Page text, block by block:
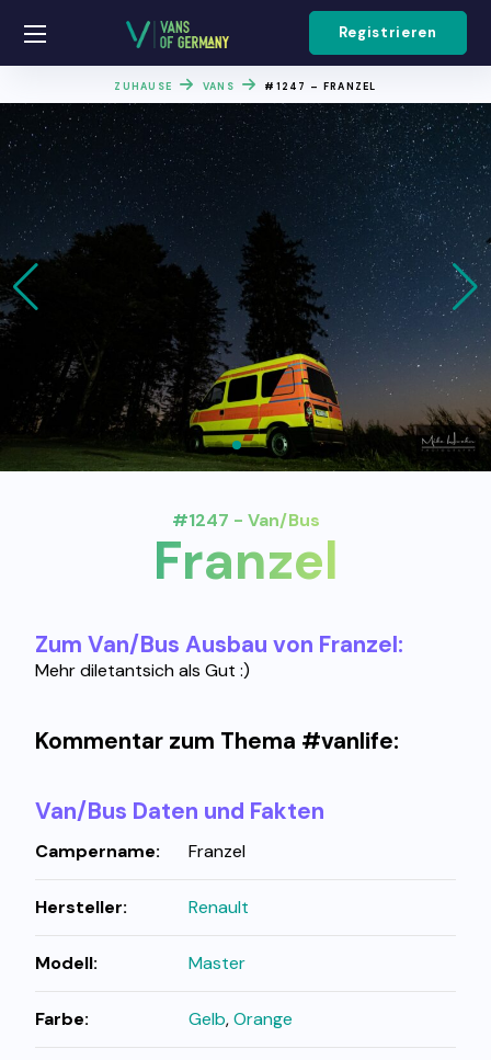
Registrieren
ZUHAUSE VANS #1247 – FRANZEL
#1247 - Van/Bus
Franzel
Zum Van/Bus Ausbau von Franzel:
Mehr diletantsich als Gut :)
Kommentar zum Thema #vanlife:
Van/Bus Daten und Fakten
Campername: Franzel
Hersteller: Renault
Modell: Master
Farbe: Gelb,Orange